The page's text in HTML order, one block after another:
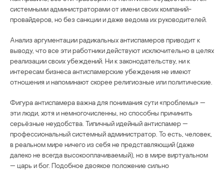
системными администраторами от имени своих компаний-
провайдеров, но без санкции и даже ведома их руководителей.
Анализ аргументации радикальных антиспамеров приводит к
выводу, что все эти работники действуют исключительно в целях
реализации своих убеждений. Ни к законодательству, ни к
интересам бизнеса антиспамерские убеждения не имеют
отношения и напоминают скорее религиозные или политические.
Фигура антиспамера важна для понимания сути «проблемы» —
эти люди, хотя и немногочисленны, но способны причинить
серьёзные неудобства. Типичный идейный антиспамер —
профессиональный системный администратор. То есть, человек,
в реальном мире ничего из себя не представляющий (даже
далеко не всегда высокооплачиваемый), но в мире виртуальном
— царь и бог. Подобное двоякое положение сильно